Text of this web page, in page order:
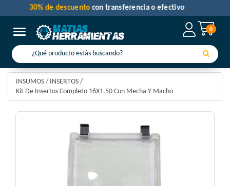
0
Toggle navigation
30% de descuentocon transferencia o efectivo
INSUMOS / INSERTOS /
Kit De Insertos Completo 16X1.50 Con Mecha Y Macho